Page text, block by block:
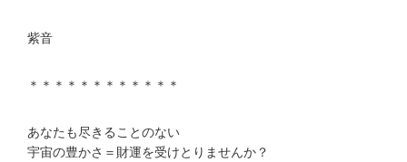
紫音
＊＊＊＊＊＊＊＊＊＊＊＊
あなたも尽きることのない
宇宙の豊かさ＝財運を受けとりませんか？